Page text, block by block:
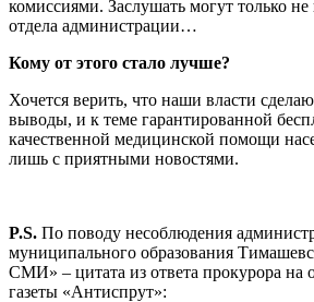
комиссиями. Заслушать могут только
отдела администрации…
Кому от этого стало лучше?
Хочется верить, что наши власти
выводы, и к теме гарантированной
качественной медицинской помощи
лишь с приятными новостями.
P.S. По поводу несоблюдения
муниципального образования
СМИ» – цитата из ответа прокурора на
газеты «Антиспрут»: